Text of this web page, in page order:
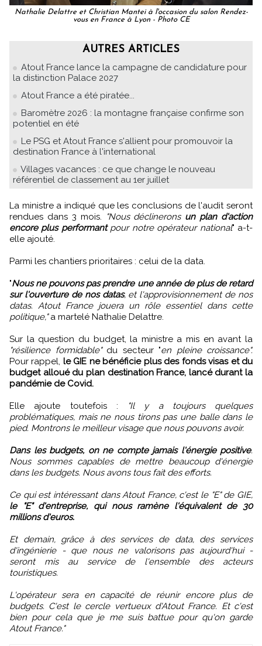
Nathalie Delattre et Christian Mantei à l'occasion du salon Rendez-
vous en France à Lyon - Photo CE
AUTRES ARTICLES
Atout France lance la campagne de candidature pour
la distinction Palace 2027
Atout France a été piratée...
Baromètre 2026 : la montagne française confirme son
potentiel en été
Le PSG et Atout France s'allient pour promouvoir la
destination France à l'international
Villages vacances : ce que change le nouveau
référentiel de classement au 1er juillet
La ministre a indiqué que les conclusions de l'audit seront
rendues dans 3 mois.
"Nous déclinerons un plan d'action
encore plus performantpour notre opérateur national" a-t-
elle ajouté.
Parmi les chantiers prioritaires : celui de la data.
"Nous ne pouvons pas prendre une année de plus de retard
sur l'ouverture de nos datas, et l'approvisionnement de nos
datas. Atout France jouera un rôle essentiel dans cette
politique,"a martelé Nathalie Delattre.
Sur la question du budget, la ministre a mis en avant la
"résilience formidable"du secteur "en pleine croissance".
Pour rappel, le GIE ne bénéficie plus des fonds visas et du
budget alloué du plan destination France, lancé durant la
pandémie de Covid.
Elle ajoute toutefois :
"Il y a toujours quelques
problématiques, mais ne nous tirons pas une balle dans le
pied. Montrons le meilleur visage que nous pouvons avoir.
Dans les budgets, on ne compte jamais l'énergie positive.
Nous sommes capables de mettre beaucoup d'énergie
dans les budgets. Nous avons tous fait des efforts.
Ce qui est intéressant dans Atout France, c'est le "E" de GIE,
le "E" d'entreprise, qui nous ramène l'équivalent de 30
millions d'euros.
Et demain, grâce à des services de data, des services
d'ingénierie - que nous ne valorisons pas aujourd'hui -
seront mis au service de l'ensemble des acteurs
touristiques.
L'opérateur sera en capacité de réunir encore plus de
budgets. C'est le cercle vertueux d'Atout France. Et c'est
bien pour cela que je me suis battue pour qu'on garde
Atout France."